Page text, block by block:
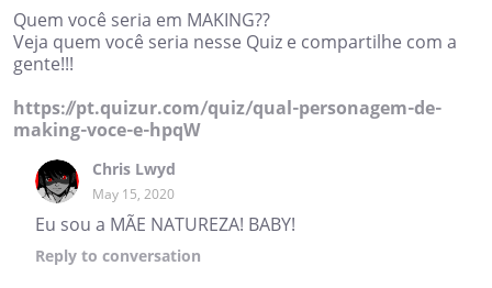
Quem você seria em MAKING??
Veja quem você seria nesse Quiz e compartilhe com a
gente!!!
https://pt.quizur.com/quiz/qual-personagem-de-
making-voce-e-hpqW
Chris Lwyd
May 15, 2020
Eu sou a MÃE NATUREZA! BABY!
Reply to conversation